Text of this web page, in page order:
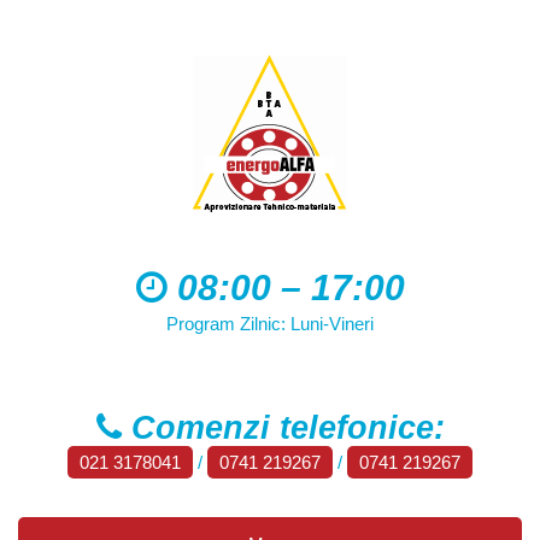
08:00 – 17:00
Program Zilnic: Luni-Vineri
Comenzi telefonice:
021 3178041 / 0741 219267 / 0741 219267